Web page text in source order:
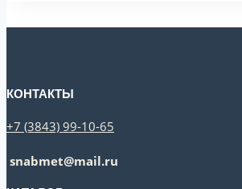
КОНТАКТЫ
+7 (3843) 99-10-65
snabmet@mail.ru